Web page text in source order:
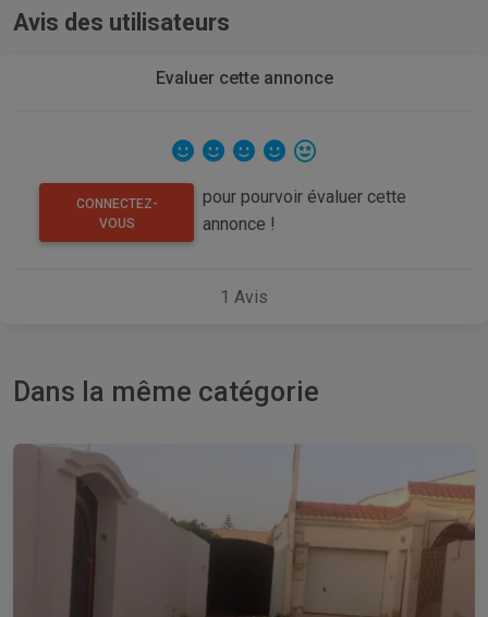
Avis des utilisateurs
Evaluer cette annonce
CONNECTEZ-
VOUS
pour pourvoir évaluer cette
annonce !
1 Avis
Dans la même catégorie